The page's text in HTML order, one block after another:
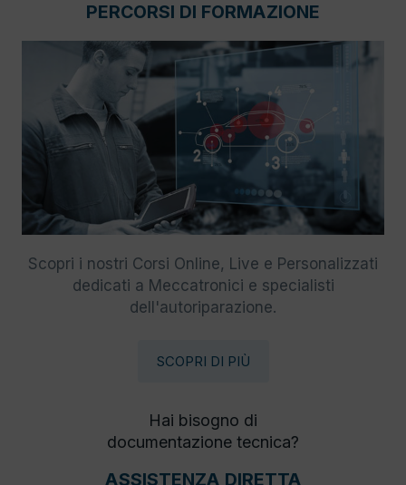
PERCORSI DI FORMAZIONE
Scopri i nostri Corsi Online, Live e Personalizzati
dedicati a Meccatronici e specialisti
dell'autoriparazione.
SCOPRI DI PIÙ
Hai bisogno di
documentazione tecnica?
ASSISTENZA DIRETTA